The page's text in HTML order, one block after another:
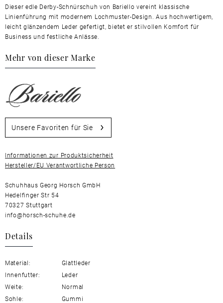
Dieser edle Derby-Schnürschuh von Bariello vereint klassische
Linienführung mit modernem Lochmuster-Design. Aus hochwertigem,
leicht glänzendem Leder gefertigt, bietet er stilvollen Komfort für
Business und festliche Anlässe.
Mehr von dieser Marke
Unsere Favoriten für Sie
Informationen zur Produktsicherheit
Hersteller/EU Verantwortliche Person
Schuhhaus Georg Horsch GmbH
Hedelfinger Str 54
70327 Stuttgart
info@horsch-schuhe.de
Details
Material:
Glattleder
Innenfutter:
Leder
Weite:
Normal
Sohle:
Gummi